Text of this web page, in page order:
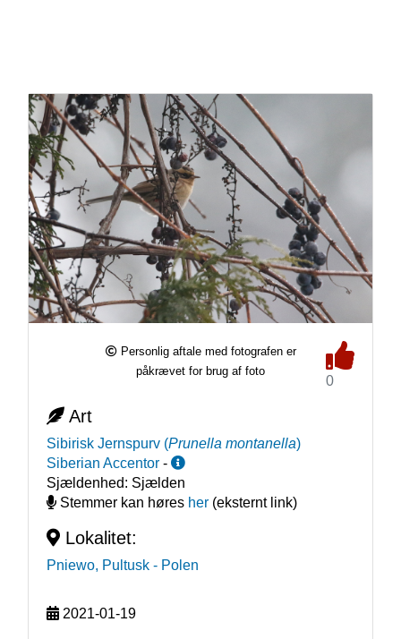
Personlig aftale med fotografen er
påkrævet for brug af foto
0
Art
Sibirisk Jernspurv (Prunella montanella)
Siberian Accentor -
Sjældenhed: Sjælden
Stemmer kan høres her(eksternt link)
Lokalitet:
Pniewo, Pultusk - Polen
2021-01-19